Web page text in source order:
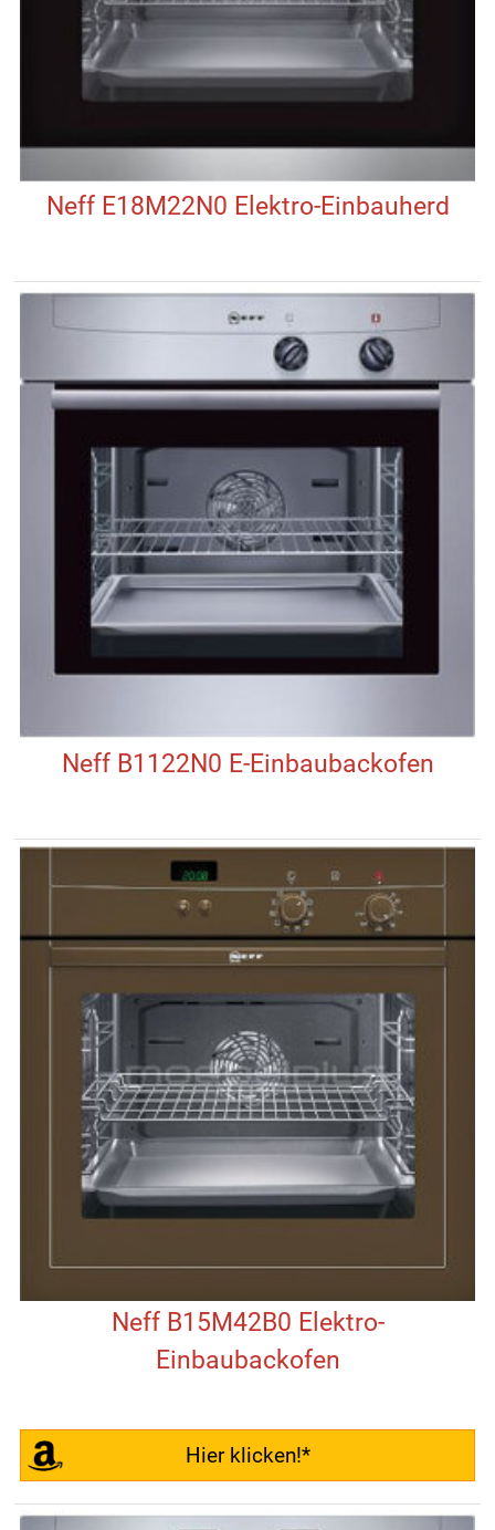
Neff E18M22N0 Elektro-Einbauherd
Neff B1122N0 E-Einbaubackofen
Neff B15M42B0 Elektro-
Einbaubackofen
Hier klicken!*